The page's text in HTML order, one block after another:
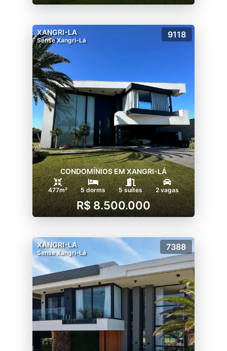
XANGRI-LA
Sense Xangri-Lá
9118
CONDOMÍNIOS EM XANGRI-LÁ
477m² 5 dorms 5 suítes 2 vagas
R$ 8.500.000
XANGRI-LA
Sense Xangri-Lá
7388